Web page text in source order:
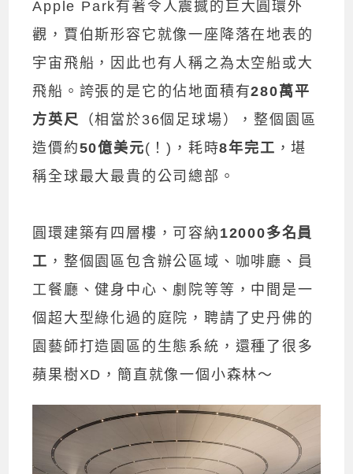
Apple Park有著令人震撼的巨大圓環外
觀，賈伯斯形容它就像一座降落在地表的
宇宙飛船，因此也有人稱之為太空船或大
飛船。誇張的是它的佔地面積有280萬平
方英尺 （相當於36個足球場），整個園區
造價約50億美元(！)，耗時8年完工 ，堪
稱全球最大最貴的公司總部。
圓環建築有四層樓，可容納 12000多名員
工 ，整個園區包含辦公區域、咖啡廳、員
工餐廳、健身中心、劇院等等，中間是一
個超大型綠化過的庭院，聘請了史丹佛的
園藝師打造園區的生態系統，還種了很多
蘋果樹XD，簡直就像一個小森林～